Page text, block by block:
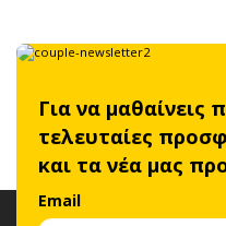
Για να μαθαίνεις
τελευταίες
και τα νέα μας
Email